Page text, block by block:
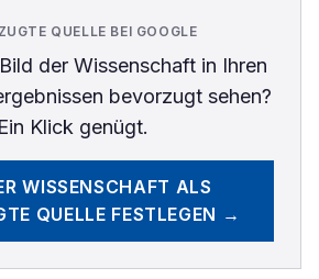
QUELLE BEI GOOGLE
Bild der Wissenschaftin Ihren
bevorzugt sehen?
Ein Klick genügt.
WISSENSCHAFT ALS
QUELLE FESTLEGEN →